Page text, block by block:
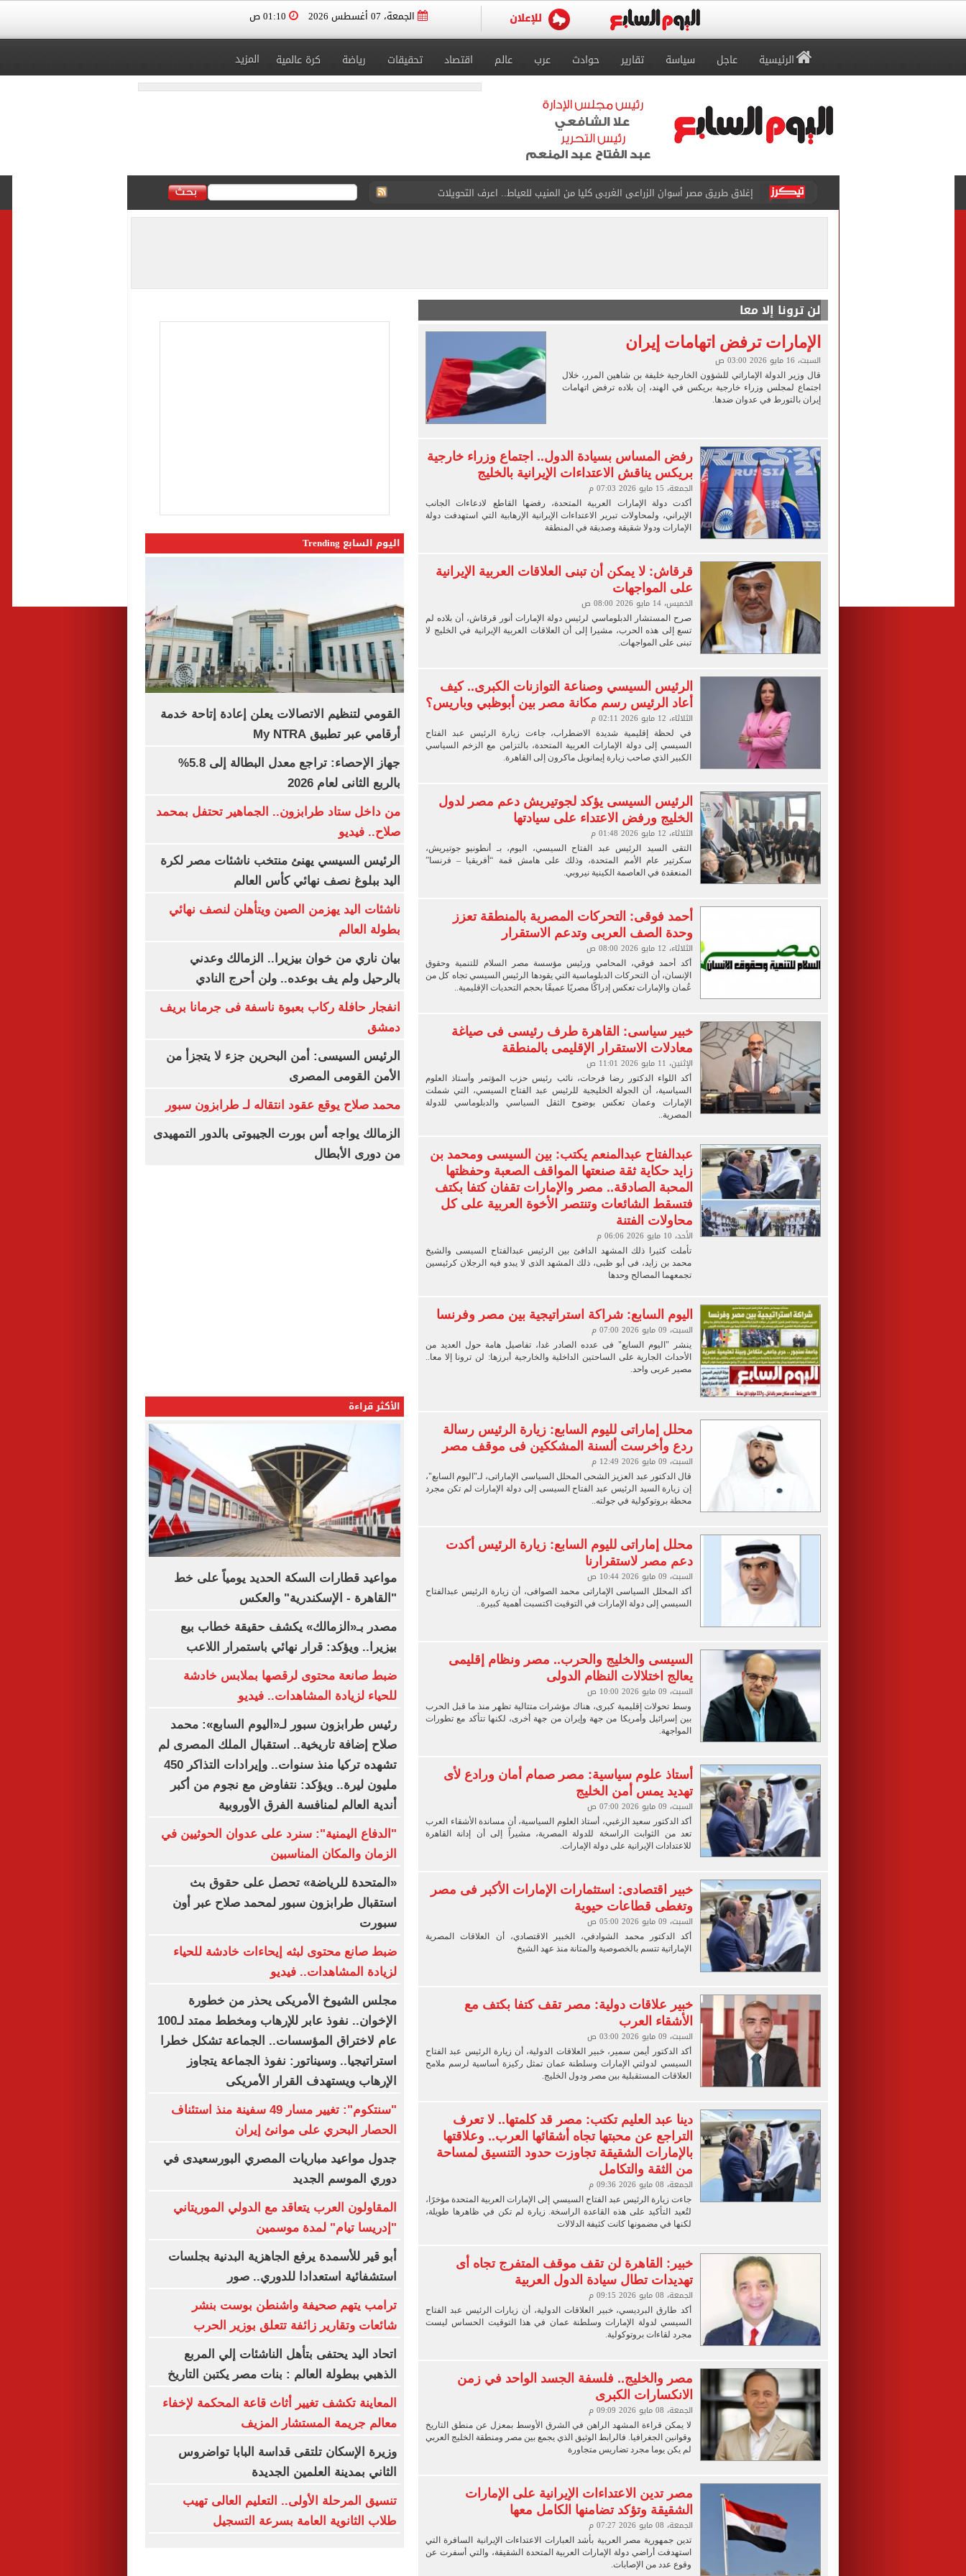
الجمعة، 07 أغسطس 2026
الرئيسية عاجل سياسة تقارير حوادث عرب عالم اقتصاد تحقيقات رياضة كرة عالمية المزيد
محمد صلاح يظهر على تليفزيون اليوم السابع فى حفل تقديمه باستاد طرابزون.. فيديو
أسعار الذهب في مصر تتراجع.. وعيار 21 يسجل هذا الرقم
محمد هنيدي فى رسالة مؤثرة بعد وفاة شقيقه: إمبارح فقدت أخ وكان حواليا ألف أخ
محمود حميدة يحتفل بزفاف ابنته ويرقص معها في أجواء مليئة بالفرحة.. فيديو وصور
إخلاء سبيل سائق أوبر وفتاة واقعة التحرش المزيفة بكفالة مالية
غلق جزئى لشارع جامعة الدول العربية بتقاطعه مع شارع شهاب 3 أيام لتوصيل غاز
عمرو دياب يدخل موسوعة جينيس بعد تصدره قائمة بيلبورد عربية لـ68 أسبوعا
إغلاق طريق مصر أسوان الزراعى الغربى كليا من المنيب للعياط.. اعرف التحويلات
لن ترونا إلا معا
الإمارات ترفض اتهامات إيران
السبت، 16 مايو 2026 03:00 ص
قال وزير الدولة الإماراتي للشؤون الخارجية خليفة بن شاهين المرر، خلال
اجتماع لمجلس وزراء خارجية بريكس في الهند، إن بلاده ترفض اتهامات
إيران بالتورط في عدوان ضدها.
رفض المساس بسيادة الدول.. اجتماع وزراء خارجية
بريكس يناقش الاعتداءات الإيرانية بالخليج
الجمعة، 15 مايو 2026 07:03 م
أكدت دولة الإمارات العربية المتحدة، رفضها القاطع لادعاءات الجانب
الإيراني، ولمحاولات تبرير الاعتداءات الإيرانية الإرهابية التي استهدفت دولة
الإمارات ودولا شقيقة وصديقة في المنطقة
قرقاش: لا يمكن أن تبنى العلاقات العربية الإيرانية
على المواجهات
الخميس، 14 مايو 2026 08:00 ص
صرح المستشار الدبلوماسي لرئيس دولة الإمارات أنور قرقاش، أن بلاده لم
تسع إلى هذه الحرب، مشيرا إلى أن العلاقات العربية الإيرانية في الخليج لا
تبنى على المواجهات.
الرئيس السيسي وصناعة التوازنات الكبرى.. كيف
أعاد الرئيس رسم مكانة مصر بين أبوظبي وباريس؟
الثلاثاء، 12 مايو 2026 02:11 م
في لحظة إقليمية شديدة الاضطراب، جاءت زيارة الرئيس عبد الفتاح
السيسي إلى دولة الإمارات العربية المتحدة، بالتزامن مع الزخم السياسي
الكبير الذي صاحب زيارة إيمانويل ماكرون إلى القاهرة.
الرئيس السيسى يؤكد لجوتيريش دعم مصر لدول
الخليج ورفض الاعتداء على سيادتها
الثلاثاء، 12 مايو 2026 01:48 م
التقى السيد الرئيس عبد الفتاح السيسي، اليوم، بـ أنطونيو جوتيريش،
سكرتير عام الأمم المتحدة، وذلك على هامش قمة “أفريقيا – فرنسا”
المنعقدة في العاصمة الكينية نيروبي.
أحمد فوقى: التحركات المصرية بالمنطقة تعزز
وحدة الصف العربى وتدعم الاستقرار
الثلاثاء، 12 مايو 2026 08:00 ص
أكد أحمد فوقي، المحامي ورئيس مؤسسة مصر السلام للتنمية وحقوق
الإنسان، أن التحركات الدبلوماسية التي يقودها الرئيس السيسي تجاه كل من
عُمان والإمارات تعكس إدراكًا مصريًا عميقًا بحجم التحديات الإقليمية..
خبير سياسى: القاهرة طرف رئيسى فى صياغة
معادلات الاستقرار الإقليمى بالمنطقة
الإثنين، 11 مايو 2026 11:01 ص
أكد اللواء الدكتور رضا فرحات، نائب رئيس حزب المؤتمر وأستاذ العلوم
السياسية، أن الجولة الخليجية للرئيس عبد الفتاح السيسي، التي شملت
الإمارات وعمان تعكس بوضوح الثقل السياسي والدبلوماسي للدولة
المصرية..
عبدالفتاح عبدالمنعم يكتب: بين السيسى ومحمد بن
زايد حكاية ثقة صنعتها المواقف الصعبة وحفظتها
المحبة الصادقة.. مصر والإمارات تقفان كتفا بكتف
فتسقط الشائعات وتنتصر الأخوة العربية على كل
محاولات الفتنة
الأحد، 10 مايو 2026 06:06 م
تأملت كثيرا ذلك المشهد الدافئ بين الرئيس عبدالفتاح السيسى والشيخ
محمد بن زايد، فى أبو ظبى، ذلك المشهد الذى لا يبدو فيه الرجلان كرئيسين
تجمعهما المصالح وحدها
اليوم السابع: شراكة استراتيجية بين مصر وفرنسا
السبت، 09 مايو 2026 07:00 م
ينشر "اليوم السابع" فى عدده الصادر غدا، تفاصيل هامة حول العديد من
الأحداث الجارية على الساحتين الداخلية والخارجية أبرزها: لن ترونا إلا معا..
مصير عربى واحد.
محلل إماراتى لليوم السابع: زيارة الرئيس رسالة
ردع وأخرست ألسنة المشككين فى موقف مصر
السبت، 09 مايو 2026 12:49 م
قال الدكتور عبد العزيز الشحى المحلل السياسى الإماراتى، لـ"اليوم السابع"،
إن زيارة السيد الرئيس عبد الفتاح السيسى إلى دولة الإمارات لم تكن مجرد
محطة بروتوكولية في جولته..
محلل إماراتى لليوم السابع: زيارة الرئيس أكدت
دعم مصر لاستقرارنا
السبت، 09 مايو 2026 10:44 ص
أكد المحلل السياسى الإماراتى محمد الصوافى، أن زيارة الرئيس عبدالفتاح
السيسي إلى دولة الإمارات في التوقيت اكتسبت أهمية كبيرة..
السيسى والخليج والحرب.. مصر ونظام إقليمى
يعالج اختلالات النظام الدولى
السبت، 09 مايو 2026 10:00 ص
وسط تحولات إقليمية كبرى، هناك مؤشرات متتالية تظهر منذ ما قبل الحرب
بين إسرائيل وأمريكا من جهة وإيران من جهة أخرى، لكنها تتأكد مع تطورات
المواجهة.
أستاذ علوم سياسية: مصر صمام أمان ورادع لأى
تهديد يمس أمن الخليج
السبت، 09 مايو 2026 07:00 ص
أكد الدكتور سعيد الزغبي، أستاذ العلوم السياسية، أن مساندة الأشقاء العرب
تعد من الثوابت الراسخة للدولة المصرية، مشيراً إلى أن إدانة القاهرة
للاعتدادات الإيرانية على دولة الإمارات.
خبير اقتصادى: استثمارات الإمارات الأكبر فى مصر
وتغطى قطاعات حيوية
السبت، 09 مايو 2026 05:00 ص
أكد الدكتور محمد الشوادفي، الخبير الاقتصادي، أن العلاقات المصرية
الإماراتية تتسم بالخصوصية والمتانة منذ عهد الشيخ
خبير علاقات دولية: مصر تقف كتفا بكتف مع
الأشقاء العرب
السبت، 09 مايو 2026 03:00 ص
أكد الدكتور أيمن سمير، خبير العلاقات الدولية، أن زيارة الرئيس عبد الفتاح
السيسي لدولتي الإمارات وسلطنة عمان تمثل ركيزة أساسية لرسم ملامح
العلاقات المستقبلية بين مصر ودول الخليج.
دينا عبد العليم تكتب: مصر قد كلمتها.. لا تعرف
التراجع عن محبتها تجاه أشقائها العرب.. وعلاقتها
بالإمارات الشقيقة تجاوزت حدود التنسيق لمساحة
من الثقة والتكامل
الجمعة، 08 مايو 2026 09:36 م
جاءت زيارة الرئيس عبد الفتاح السيسي إلى الإمارات العربية المتحدة مؤخرًا،
لتُعيد التأكيد على هذه القاعدة الراسخة. زيارة لم تكن في ظاهرها طويلة،
لكنها في مضمونها كانت كثيفة الدلالات
خبير: القاهرة لن تقف موقف المتفرج تجاه أى
تهديدات تطال سيادة الدول العربية
الجمعة، 08 مايو 2026 09:15 م
أكد طارق البرديسي، خبير العلاقات الدولية، أن زيارات الرئيس عبد الفتاح
السيسي لدولة الإمارات وسلطنة عمان في هذا التوقيت الحساس ليست
مجرد لقاءات بروتوكولية.
مصر والخليج.. فلسفة الجسد الواحد في زمن
الانكسارات الكبرى
الجمعة، 08 مايو 2026 09:09 م
لا يمكن قراءة المشهد الراهن في الشرق الأوسط بمعزل عن منطق التاريخ
وقوانين الجغرافيا. فالرابط الوثيق الذي يجمع بين مصر ومنطقة الخليج العربي
لم يكن يوما مجرد تضاريس متجاورة
مصر تدين الاعتداءات الإيرانية على الإمارات
الشقيقة وتؤكد تضامنها الكامل معها
الجمعة، 08 مايو 2026 07:27 م
تدين جمهورية مصر العربية بأشد العبارات الاعتداءات الإيرانية السافرة التي
استهدفت أراضي دولة الإمارات العربية المتحدة الشقيقة، والتي أسفرت عن
وقوع عدد من الإصابات.
اليوم السابع Trending
القومي لتنظيم الاتصالات يعلن إعادة إتاحة خدمة
أرقامي عبر تطبيق My NTRA
جهاز الإحصاء: تراجع معدل البطالة إلى 5.8%
بالربع الثانى لعام 2026
من داخل ستاد طرابزون.. الجماهير تحتفل بمحمد
صلاح.. فيديو
الرئيس السيسي يهنئ منتخب ناشئات مصر لكرة
اليد ببلوغ نصف نهائي كأس العالم
ناشئات اليد يهزمن الصين ويتأهلن لنصف نهائي
بطولة العالم
بيان ناري من خوان بيزيرا.. الزمالك وعدني
بالرحيل ولم يف بوعده.. ولن أحرج النادي
انفجار حافلة ركاب بعبوة ناسفة فى جرمانا بريف
دمشق
الرئيس السيسى: أمن البحرين جزء لا يتجزأ من
الأمن القومى المصرى
محمد صلاح يوقع عقود انتقاله لـ طرابزون سبور
الزمالك يواجه أس بورت الجيبوتى بالدور التمهيدى
من دورى الأبطال
الأكثر قراءة
مواعيد قطارات السكة الحديد يومياً على خط
"القاهرة - الإسكندرية" والعكس
مصدر بـ«الزمالك» يكشف حقيقة خطاب بيع
بيزيرا.. ويؤكد: قرار نهائي باستمرار اللاعب
ضبط صانعة محتوى لرقصها بملابس خادشة
للحياء لزيادة المشاهدات.. فيديو
رئيس طرابزون سبور لـ«اليوم السابع»: محمد
صلاح إضافة تاريخية.. استقبال الملك المصرى لم
تشهده تركيا منذ سنوات.. وإيرادات التذاكر 450
مليون ليرة.. ويؤكد: نتفاوض مع نجوم من أكبر
أندية العالم لمنافسة الفرق الأوروبية
"الدفاع اليمنية": سنرد على عدوان الحوثيين في
الزمان والمكان المناسبين
«المتحدة للرياضة» تحصل على حقوق بث
استقبال طرابزون سبور لمحمد صلاح عبر أون
سبورت
ضبط صانع محتوى لبثه إيحاءات خادشة للحياء
لزيادة المشاهدات.. فيديو
مجلس الشيوخ الأمريكى يحذر من خطورة
الإخوان.. نفوذ عابر للإرهاب ومخطط ممتد لـ100
عام لاختراق المؤسسات.. الجماعة تشكل خطرا
استراتيجيا.. وسيناتور: نفوذ الجماعة يتجاوز
الإرهاب ويستهدف القرار الأمريكى
"سنتكوم": تغيير مسار 49 سفينة منذ استئناف
الحصار البحري على موانئ إيران
جدول مواعيد مباريات المصري البورسعيدى في
دوري الموسم الجديد
المقاولون العرب يتعاقد مع الدولي الموريتاني
"إدريسا تيام" لمدة موسمين
أبو قير للأسمدة يرفع الجاهزية البدنية بجلسات
استشفائية استعدادا للدوري.. صور
ترامب يتهم صحيفة واشنطن بوست بنشر
شائعات وتقارير زائفة تتعلق بوزير الحرب
اتحاد اليد يحتفى بتأهل الناشئات إلي المربع
الذهبي ببطولة العالم : بنات مصر يكتبن التاريخ
المعاينة تكشف تغيير أثاث قاعة المحكمة لإخفاء
معالم جريمة المستشار المزيف
وزيرة الإسكان تلتقى قداسة البابا تواضروس
الثاني بمدينة العلمين الجديدة
تنسيق المرحلة الأولى.. التعليم العالى تهيب
طلاب الثانوية العامة بسرعة التسجيل